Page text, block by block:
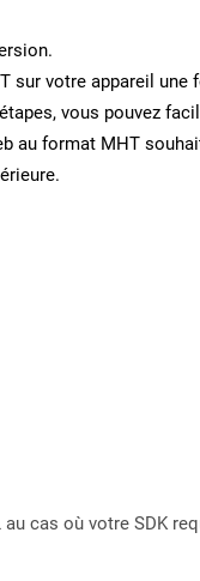
sur votre appareil une
vous pouvez
au format MHT
cas où votre SDK